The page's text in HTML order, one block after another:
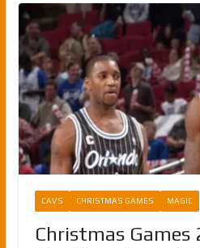
CAVS CHRISTMAS GAMES MAGIC
Christmas Games